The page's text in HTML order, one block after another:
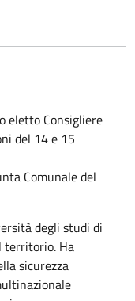
eletto Consigliere
del 14 e 15
Comunale del
degli studi di
territorio. Ha
sicurezza